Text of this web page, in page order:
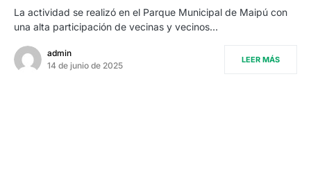
La actividad se realizó en el Parque Municipal de Maipú con
una alta participación de vecinas y vecinos…
admin
14 de junio de 2025
LEER MÁS